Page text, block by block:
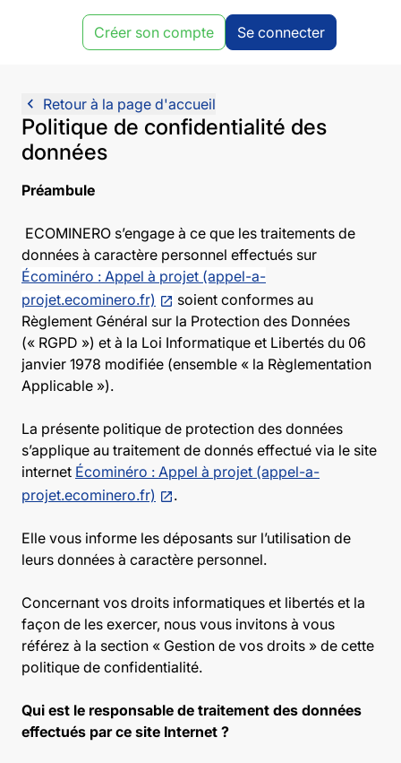
Créer son compte Se connecter
navigate_before Retour à la page d'accueil
Politique de confidentialité des
données
Préambule
ECOMINERO s’engage à ce que les traitements de
données à caractère personnel effectués sur
Écominéro : Appel à projet (appel-a-
projet.ecominero.fr)
soient conformes au
Règlement Général sur la Protection des Données
(« RGPD ») et à la Loi Informatique et Libertés du 06
janvier 1978 modifiée (ensemble « la Règlementation
Applicable »).
La présente politique de protection des données
s’applique au traitement de donnés effectué via le site
internet Écominéro : Appel à projet (appel-a-
projet.ecominero.fr)
.
Elle vous informe les déposants sur l’utilisation de
leurs données à caractère personnel.
Concernant vos droits informatiques et libertés et la
façon de les exercer, nous vous invitons à vous
référez à la section « Gestion de vos droits » de cette
politique de confidentialité.
Qui est le responsable de traitement des données
effectués par ce site Internet ?